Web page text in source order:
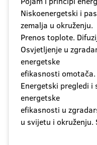
Niskoenergetski i
zemalja u okruženju.
Prenos toplote.
Osvjetljenje u
energetske
efikasnosti
Energetski pregledi
energetske
efikasnosti u
u svijetu i